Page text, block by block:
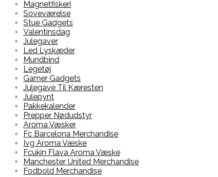
Magnetfiskeri
Soveværelse
Stue Gadgets
Valentinsdag
Julegaver
Led Lyskæder
Mundbind
Legetøj
Gamer Gadgets
Julegave Til Kæresten
Julepynt
Pakkekalender
Prepper Nødudstyr
Aroma Væsker
Fc Barcelona Merchandise
Ivg Aroma Væske
Fcukin Flava Aroma Væske
Manchester United Merchandise
Fodbold Merchandise